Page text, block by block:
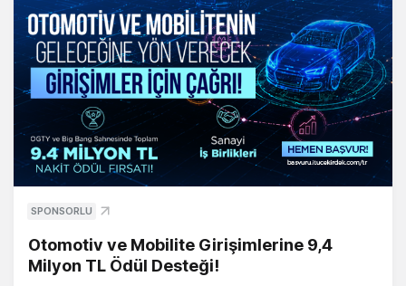
SPONSORLU
Otomotiv ve Mobilite Girişimlerine 9,4
Milyon TL Ödül Desteği!